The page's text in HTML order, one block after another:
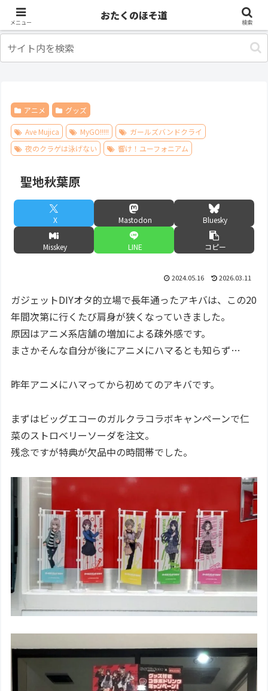
アニメ グッズ
Ave Mujica MyGO!!!!!
ガールズバンドクライ
夜のクラゲは泳げない
響け！ユーフォニアム
聖地秋葉原
X Mastodon Bluesky
Misskey LINE コピー
2024.05.16 2026.03.11
ガジェットDIYオタ的立場で長年通ったアキバは、この20
年間次第に行くたび肩身が狭くなっていきました。
原因はアニメ系店舗の増加による疎外感です。
まさかそんな自分が後にアニメにハマるとも知らず…
昨年アニメにハマってから初めてのアキバです。
まずはビッグエコーのガルクラコラボキャンペーンで仁
菜のストロベリーソーダを注文。
残念ですが特典が欠品中の時間帯でした。
メニュー
おたくのほそ道
検索